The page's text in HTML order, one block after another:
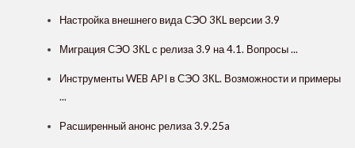
Настройка внешнего вида СЭО 3КL версии 3.9
Миграция СЭО 3КL с релиза 3.9 на 4.1. Вопросы ...
Инструменты WEB API в СЭО 3КL. Возможности и примеры
...
Расширенный анонс релиза 3.9.25a